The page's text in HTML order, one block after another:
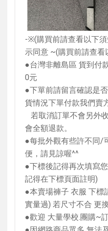
-※(購買前請查看以下
示同意 ~(購買前請查看
●台灣非離島區 貨到付
0元
●下單前請留言確認是
貨情況下單付款我們賣
若取消訂單不會另外
會全額退款。
●每批外觀有些許不同/
便，請見諒喔^^
●下標後記得再次填寫
記得在下標頁面註明)
●本賣場褲子 衣服 下標
實量過) 若尺寸不合 更
●歡迎 大量學校.團購~